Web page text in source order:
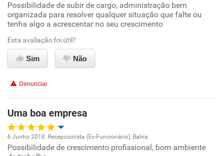
Oportunidade de promoção
Ambiente de trabalho
Conciliação com a vida familiar
Recomenda a diretoria
Possibilidade de subir de cargo, administração bem
organizada para resolver qualquer situação que falte ou
tenha algo a acrescentar no seu crescimento
Esta avaliação foi útil?
Sim Não
Denunciar
Uma boa empresa
Oportunidade de promoção
6 Junho 2018. Recepcionista (Ex-Funcionário), Bahia
Possibilidade de crescimento profissional, bom ambiente